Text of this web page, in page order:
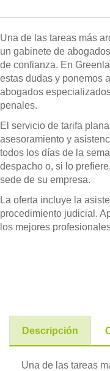
Una de las tareas más
un gabinete de
de confianza. En
estas dudas y ponemos
abogados
penales.
El servicio de tarifa
asesoramiento y
todos los días de la
despacho o, si lo
sede de su empresa.
La oferta incluye la
procedimiento judicial.
los mejores
Descripción
Una de las tareas